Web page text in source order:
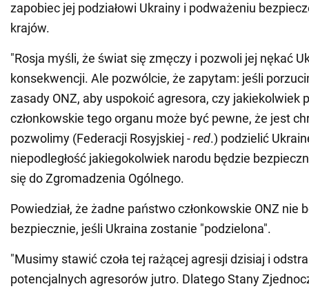
zapobiec jej podziałowi Ukrainy i podważeniu
krajów.
"Rosja myśli, że świat się zmęczy i pozwoli jej nękać
konsekwencji. Ale pozwólcie, że zapytam: jeśli
zasady ONZ, aby uspokoić agresora, czy jakiekolwiek
członkowskie tego organu może być pewne, że jest
pozwolimy (Federacji Rosyjskiej -red.) podzielić
niepodległość jakiegokolwiek narodu będzie
się do Zgromadzenia Ogólnego.
Powiedział, że żadne państwo członkowskie ONZ nie
bezpiecznie, jeśli Ukraina zostanie "podzielona".
"Musimy stawić czoła tej rażącej agresji dzisiaj i
potencjalnych agresorów jutro. Dlatego Stany